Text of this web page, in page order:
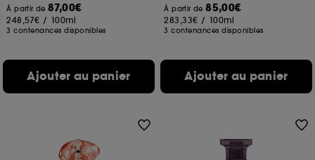
À partir de87,00€
248,57€ / 100ml
3 contenances disponibles
Ajouter au panier
À partir de85,00€
283,33€ / 100ml
3 contenances disponibles
Ajouter au panier